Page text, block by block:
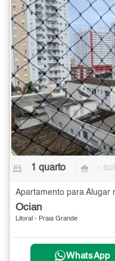
1 quarto -
Apartamento para Alugar
Ocian
Litoral - Praia Grande
WhatsApp